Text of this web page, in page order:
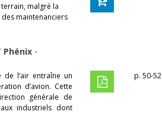
malgré la
maintenanciers
-
de l’air entraîne un
d’avion. Cette
générale de
industriels dont
p. 50-52